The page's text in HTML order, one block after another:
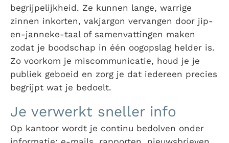
begrijpelijkheid. Ze kunnen lange, warrige
zinnen inkorten, vakjargon vervangen door jip-
en-janneke-taal of samenvattingen maken
zodat je boodschap in één oogopslag helder is.
Zo voorkom je miscommunicatie, houd je je
publiek geboeid en zorg je dat iedereen precies
begrijpt wat je bedoelt.
Je verwerkt sneller info
Op kantoor wordt je continu bedolven onder